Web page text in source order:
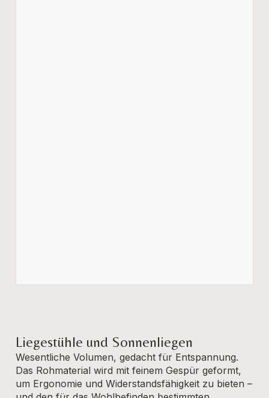
Liegestühle und Sonnenliegen
Wesentliche Volumen, gedacht für Entspannung.
Das Rohmaterial wird mit feinem Gespür geformt,
um Ergonomie und Widerstandsfähigkeit zu bieten –